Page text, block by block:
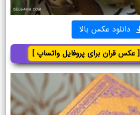
دانلود عکس بالا
[ عکس قران برای پروفایل واتساپ ]